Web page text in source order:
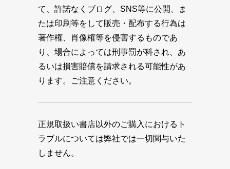
て、許諾なくブログ、SNS等に公開、ま
たは印刷等をして販売・配布する行為は
著作権、肖像権等を侵害するものであ
り、場合によっては刑事罰が科され、あ
るいは損害賠償を請求される可能性があ
ります。ご注意ください。
正規取扱い書店以外のご購入におけるト
ラブルについては弊社では一切関与いた
しません。